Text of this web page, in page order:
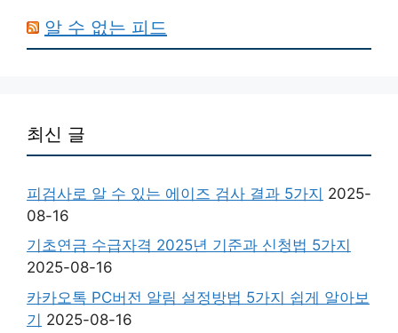
알 수 없는 피드
최신 글
피검사로 알 수 있는 에이즈 검사 결과 5가지 2025-
08-16
기초연금 수급자격 2025년 기준과 신청법 5가지
2025-08-16
카카오톡 PC버전 알림 설정방법 5가지 쉽게 알아보
기 2025-08-16